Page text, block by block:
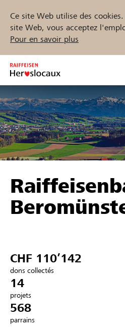
Ce site Web utilise des
site Web, vous acceptez
Pour en savoir plus
Inhalt
springen
Parrainer
Soutien &
Se connecter
Trouvez des projets et des
Démarrez
CHF 110’142
dons collectés
14
projets
568
parrains